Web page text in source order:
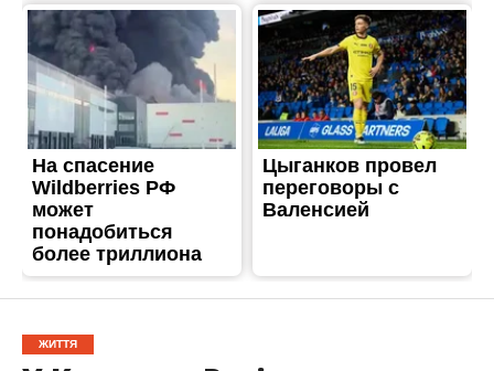
ЖИТТЯ